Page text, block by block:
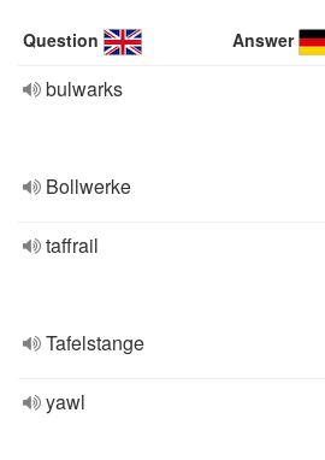
Question Answer
bulwarks
Bollwerke
taffrail
Tafelstange
yawl